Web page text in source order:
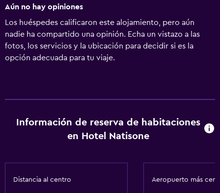
Aún no hay opiniones
Los huéspedes calificaron este alojamiento, pero aún
nadie ha compartido una opinión. Echa un vistazo a las
fotos, los servicios y la ubicación para decidir si es la
opción adecuada para tu viaje.
Información de reserva de habitaciones
en Hotel Natisone
Distancia al centro Aeropuerto más